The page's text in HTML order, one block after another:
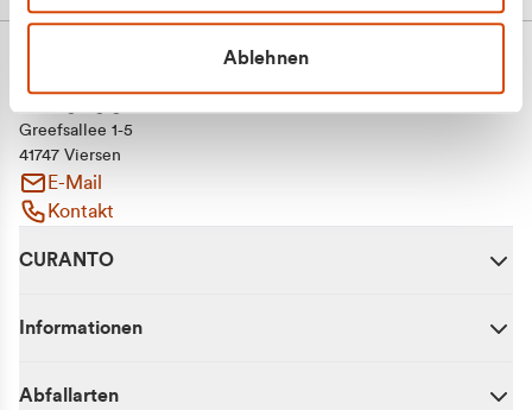
Ablehnen
Greefsallee 1-5
41747 Viersen
E-Mail
Kontakt
CURANTO
Informationen
Abfallarten